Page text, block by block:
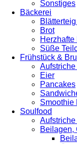
Sonstiges
Bäckerei
Brot
Herzhafte
Süße
Frühstück &
Eier
Pancakes
Smoothie
Soulfood
Beilagen,